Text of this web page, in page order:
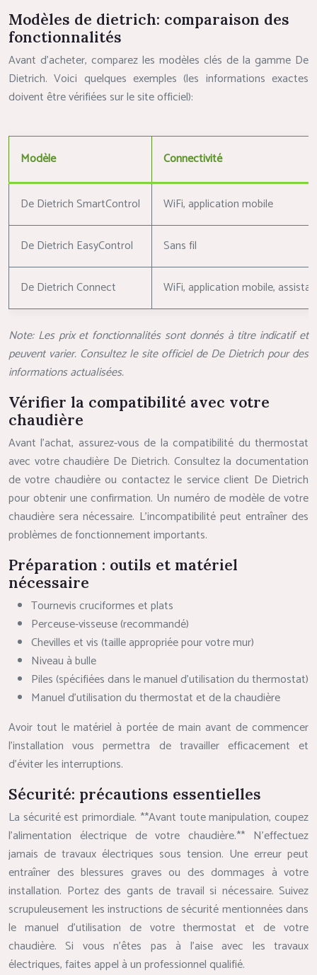
Modèles de dietrich: comparaison des
fonctionnalités
Avant d’acheter, comparez les modèles clés de la gamme De
Dietrich. Voici quelques exemples (les informations exactes
doivent être vérifiées sur le site officiel):
Modèle Connectivité
De Dietrich SmartControl WiFi, application mobile
De Dietrich EasyControl Sans fil
De Dietrich Connect WiFi, application mobile,
Note: Les prix et fonctionnalités sont donnés à titre indicatif et
peuvent varier. Consultez le site officiel de De Dietrich pour des
informations actualisées.
Vérifier la compatibilité avec votre
chaudière
Avant l’achat, assurez-vous de la compatibilité du thermostat
avec votre chaudière De Dietrich. Consultez la documentation
de votre chaudière ou contactez le service client De Dietrich
pour obtenir une confirmation. Un numéro de modèle de votre
chaudière sera nécessaire. L’incompatibilité peut entraîner des
problèmes de fonctionnement importants.
Préparation : outils et matériel
nécessaire
Tournevis cruciformes et plats
Perceuse-visseuse (recommandé)
Chevilles et vis (taille appropriée pour votre mur)
Niveau à bulle
Piles (spécifiées dans le manuel d’utilisation du thermostat)
Manuel d’utilisation du thermostat et de la chaudière
Avoir tout le matériel à portée de main avant de commencer
l’installation vous permettra de travailler efficacement et
d’éviter les interruptions.
Sécurité: précautions essentielles
La sécurité est primordiale. **Avant toute manipulation, coupez
l’alimentation électrique de votre chaudière.** N’effectuez
jamais de travaux électriques sous tension. Une erreur peut
entraîner des blessures graves ou des dommages à votre
installation. Portez des gants de travail si nécessaire. Suivez
scrupuleusement les instructions de sécurité mentionnées dans
le manuel d’utilisation de votre thermostat et de votre
chaudière. Si vous n’êtes pas à l’aise avec les travaux
électriques, faites appel à un professionnel qualifié.